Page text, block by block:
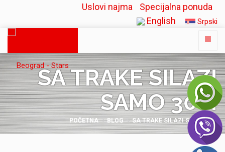
Uslovi najma
Specijalna ponuda
English
Srpski
SA TRAKE SILAZI
SAMO 300!
POČETNA BLOG SA TRAKE SILAZI SAMO 300!